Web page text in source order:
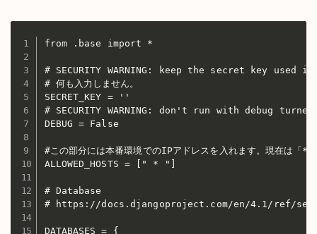
from .base import *
# SECURITY WARNING: keep the secret key used
# 何も入力しません。
SECRET_KEY = ''
# SECURITY WARNING: don't run with debug
DEBUG = False
#この部分には本番環境でのIPアドレスを入れます。現在は「*
ALLOWED_HOSTS = [" * "]
# Database
# https://docs.djangoproject.com/en/4.1/ref/
DATABASES = {